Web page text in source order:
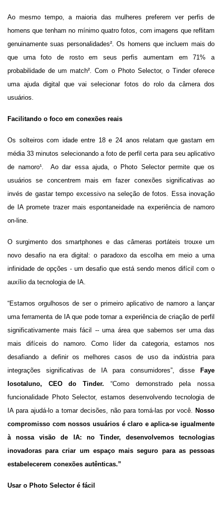
Ao mesmo tempo, a maioria das mulheres preferem ver perfis de
homens que tenham no mínimo quatro fotos, com imagens que reflitam
genuinamente suas personalidades². Os homens que incluem mais do
que uma foto de rosto em seus perfis aumentam em 71% a
probabilidade de um match². Com o Photo Selector, o Tinder oferece
uma ajuda digital que vai selecionar fotos do rolo da câmera dos
usuários.
Facilitando o foco em conexões reais
Os solteiros com idade entre 18 e 24 anos relatam que gastam em
média 33 minutos selecionando a foto de perfil certa para seu aplicativo
de namoro¹. Ao dar essa ajuda, o Photo Selector permite que os
usuários se concentrem mais em fazer conexões significativas ao
invés de gastar tempo excessivo na seleção de fotos. Essa inovação
de IA promete trazer mais espontaneidade na experiência de namoro
on-line.
O surgimento dos smartphones e das câmeras portáteis trouxe um
novo desafio na era digital: o paradoxo da escolha em meio a uma
infinidade de opções - um desafio que está sendo menos difícil com o
auxílio da tecnologia de IA.
“Estamos orgulhosos de ser o primeiro aplicativo de namoro a lançar
uma ferramenta de IA que pode tornar a experiência de criação de perfil
significativamente mais fácil -- uma área que sabemos ser uma das
mais difíceis do namoro. Como líder da categoria, estamos nos
desafiando a definir os melhores casos de uso da indústria para
integrações significativas de IA para consumidores”, disse Faye
Iosotaluno, CEO do Tinder. “Como demonstrado pela nossa
funcionalidade Photo Selector, estamos desenvolvendo tecnologia de
IA para ajudá-lo a tomar decisões, não para tomá-las por você. Nosso
compromisso com nossos usuários é claro e aplica-se igualmente
à nossa visão de IA: no Tinder, desenvolvemos tecnologias
inovadoras para criar um espaço mais seguro para as pessoas
estabelecerem conexões autênticas.”
Usar o Photo Selector é fácil